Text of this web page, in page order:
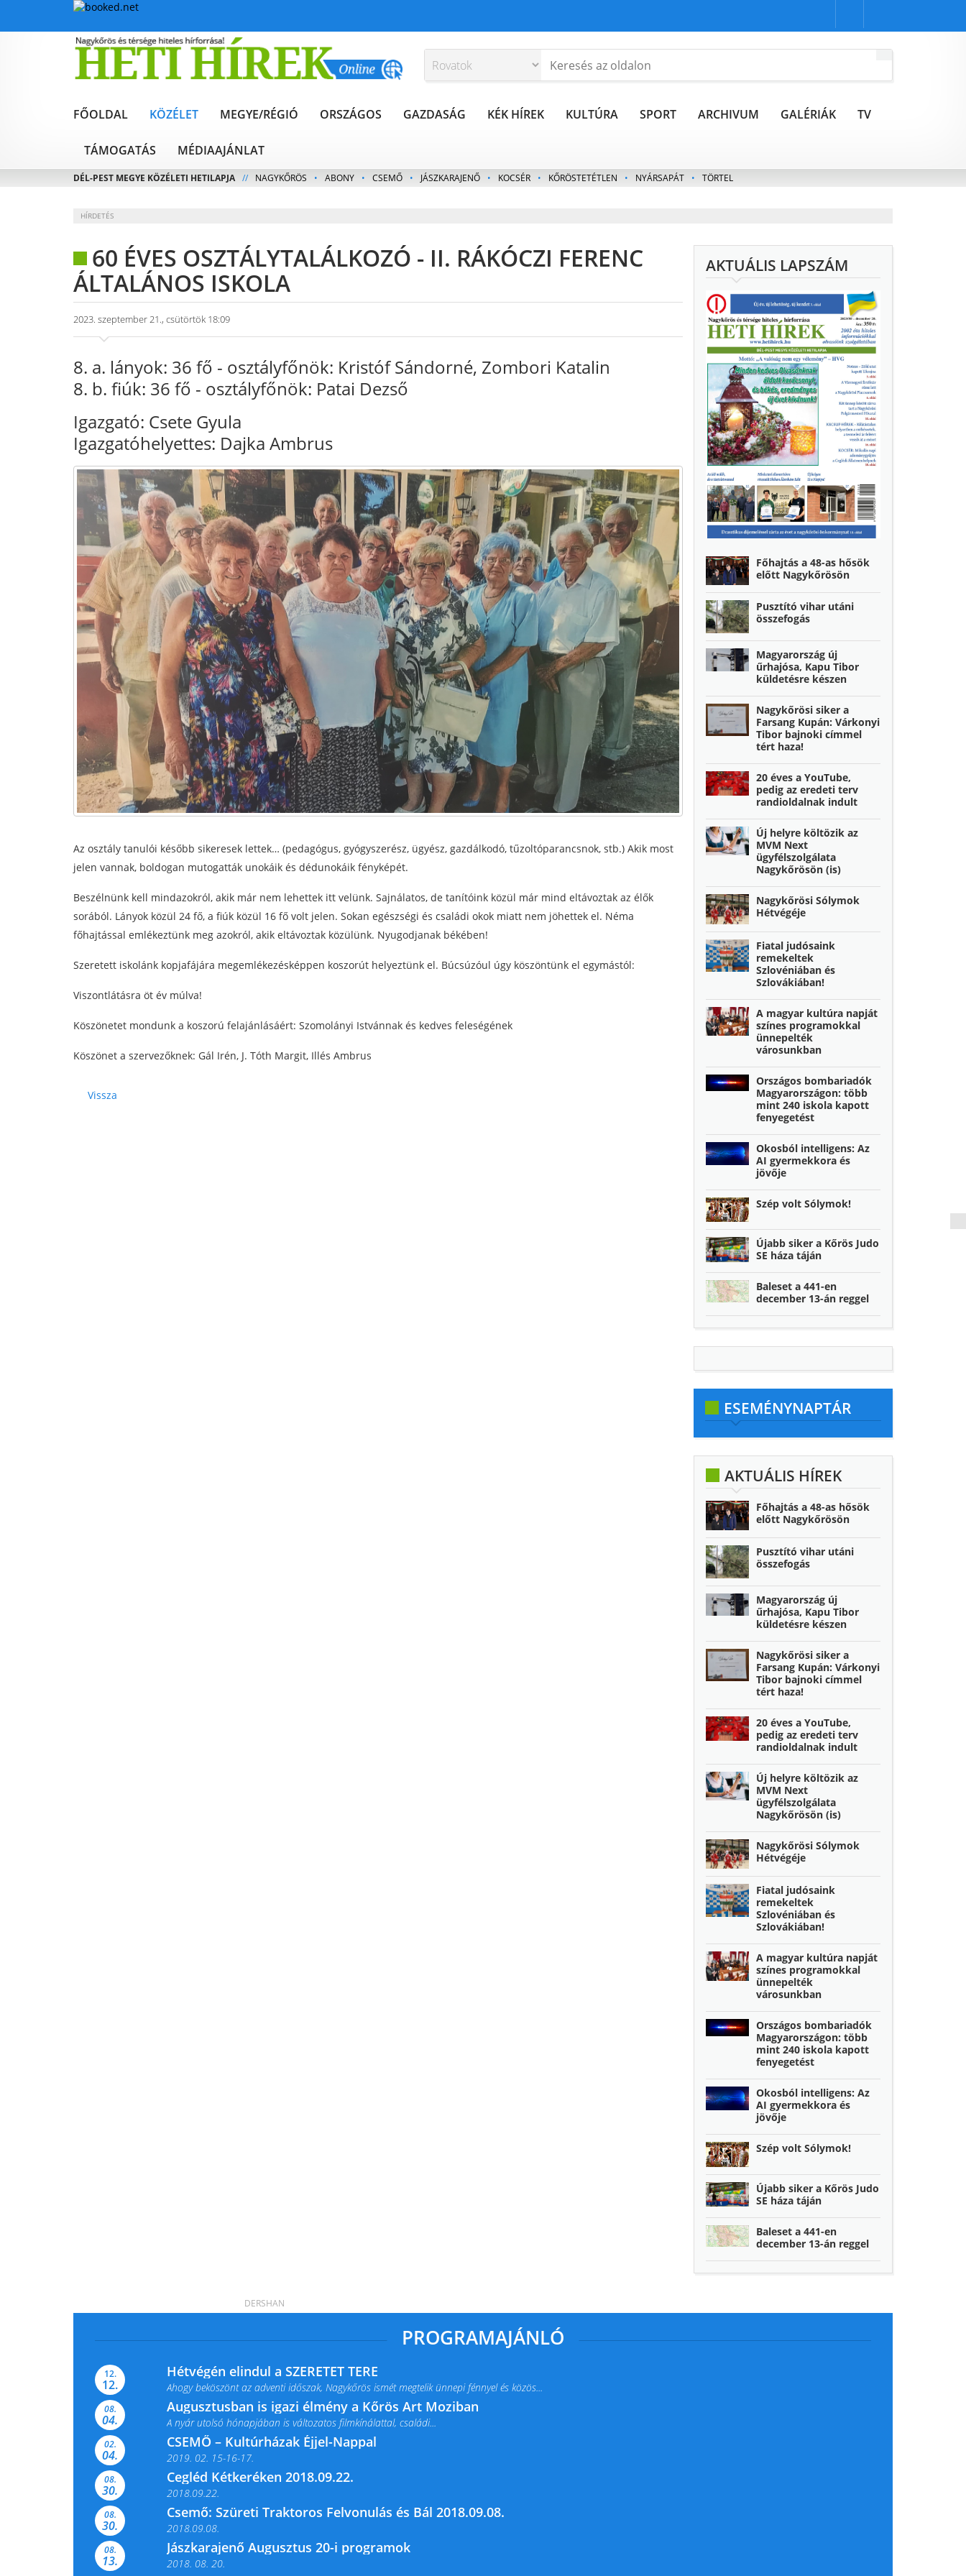
FŐOLDAL KÖZÉLET MEGYE/RÉGIÓ ORSZÁGOS GAZDASÁG KÉK HÍREK KULTÚRA SPORT ARCHIVUM GALÉRIÁK TV
TÁMOGATÁS MÉDIAAJÁNLAT
DÉL-PEST MEGYE KÖZÉLETI HETILAPJA // NAGYKŐRÖS • ABONY • CSEMŐ • JÁSZKARAJENŐ • KOCSÉR • KŐRÖSTETÉTLEN • NYÁRSAPÁT • TÖRTEL
HÍRDETÉS
60 ÉVES OSZTÁLYTALÁLKOZÓ - II. RÁKÓCZI FERENC
ÁLTALÁNOS ISKOLA
2023. szeptember 21., csütörtök 18:09
8. a. lányok: 36 fő - osztályfőnök: Kristóf Sándorné, Zombori Katalin
8. b. fiúk: 36 fő - osztályfőnök: Patai Dezső
Igazgató: Csete Gyula
Igazgatóhelyettes: Dajka Ambrus
Az osztály tanulói később sikeresek lettek… (pedagógus, gyógyszerész, ügyész, gazdálkodó, tűzoltóparancsnok, stb.) Akik most
jelen vannak, boldogan mutogatták unokáik és dédunokáik fényképét.
Beszélnünk kell mindazokról, akik már nem lehettek itt velünk. Sajnálatos, de tanítóink közül már mind eltávoztak az élők
sorából. Lányok közül 24 fő, a fiúk közül 16 fő volt jelen. Sokan egészségi és családi okok miatt nem jöhettek el. Néma
főhajtással emlékeztünk meg azokról, akik eltávoztak közülünk. Nyugodjanak békében!
Szeretett iskolánk kopjafájára megemlékezésképpen koszorút helyeztünk el. Búcsúzóul úgy köszöntünk el egymástól:
Viszontlátásra öt év múlva!
Köszönetet mondunk a koszorú felajánlásáért: Szomolányi Istvánnak és kedves feleségének
Köszönet a szervezőknek: Gál Irén, J. Tóth Margit, Illés Ambrus
Vissza
AKTUÁLIS LAPSZÁM
Főhajtás a 48-as hősök
előtt Nagykőrösön
Pusztító vihar utáni
összefogás
Magyarország új
űrhajósa, Kapu Tibor
küldetésre készen
Nagykőrösi siker a
Farsang Kupán: Várkonyi
Tibor bajnoki címmel
tért haza!
20 éves a YouTube,
pedig az eredeti terv
randioldalnak indult
Új helyre költözik az
MVM Next
ügyfélszolgálata
Nagykőrösön (is)
Nagykőrösi Sólymok
Hétvégéje
Fiatal judósaink
remekeltek
Szlovéniában és
Szlovákiában!
A magyar kultúra napját
színes programokkal
ünnepelték
városunkban
Országos bombariadók
Magyarországon: több
mint 240 iskola kapott
fenyegetést
Okosból intelligens: Az
AI gyermekkora és
jövője
Szép volt Sólymok!
Újabb siker a Kőrös Judo
SE háza táján
Baleset a 441-en
december 13-án reggel
ESEMÉNYNAPTÁR
AKTUÁLIS HÍREK
Főhajtás a 48-as hősök
előtt Nagykőrösön
Pusztító vihar utáni
összefogás
Magyarország új
űrhajósa, Kapu Tibor
küldetésre készen
Nagykőrösi siker a
Farsang Kupán: Várkonyi
Tibor bajnoki címmel
tért haza!
20 éves a YouTube,
pedig az eredeti terv
randioldalnak indult
Új helyre költözik az
MVM Next
ügyfélszolgálata
Nagykőrösön (is)
Nagykőrösi Sólymok
Hétvégéje
Fiatal judósaink
remekeltek
Szlovéniában és
Szlovákiában!
A magyar kultúra napját
színes programokkal
ünnepelték
városunkban
Országos bombariadók
Magyarországon: több
mint 240 iskola kapott
fenyegetést
Okosból intelligens: Az
AI gyermekkora és
jövője
Szép volt Sólymok!
Újabb siker a Kőrös Judo
SE háza táján
Baleset a 441-en
december 13-án reggel
PROGRAMAJÁNLÓ
12.
12.
Hétvégén elindul a SZERETET TERE
Ahogy beköszönt az adventi időszak, Nagykőrös ismét megtelik ünnepi fénnyel és közös...
08.
04.
Augusztusban is igazi élmény a Kőrös Art Moziban
A nyár utolsó hónapjában is változatos filmkínálattal, családi...
02.
04.
CSEMŐ – Kultúrházak Éjjel-Nappal
2019. 02. 15-16-17.
Színes és tartalmas programokkal várja a Csemői Községi Könyvtár és...
08.
30.
Cegléd Kétkeréken 2018.09.22.
2018.09.22.
08.
30.
Csemő: Szüreti Traktoros Felvonulás és Bál 2018.09.08.
2018.09.08.
08.
13.
Jászkarajenő Augusztus 20-i programok
2018. 08. 20.
DERSHAN